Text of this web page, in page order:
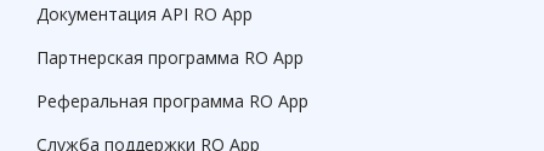
Документация API RO App
Партнерская программа RO App
Реферальная программа RO App
Служба поддержки RO App